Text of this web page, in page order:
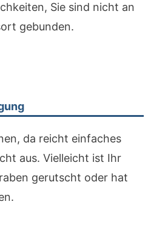
Sie sind nicht an
gebunden.
da reicht einfaches
aus. Vielleicht ist Ihr
gerutscht oder hat